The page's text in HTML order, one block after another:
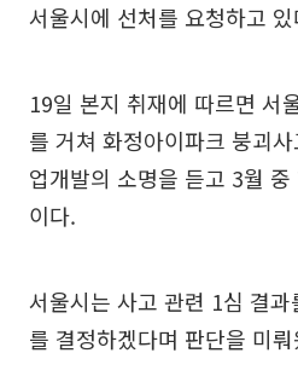
서울시에 선처를 요청하고
19일 본지 취재에 따르면 서
를 거쳐 화정아이파크 붕괴
업개발의 소명을 듣고 3월
이다.
서울시는 사고 관련 1심 결
를 결정하겠다며 판단을 미